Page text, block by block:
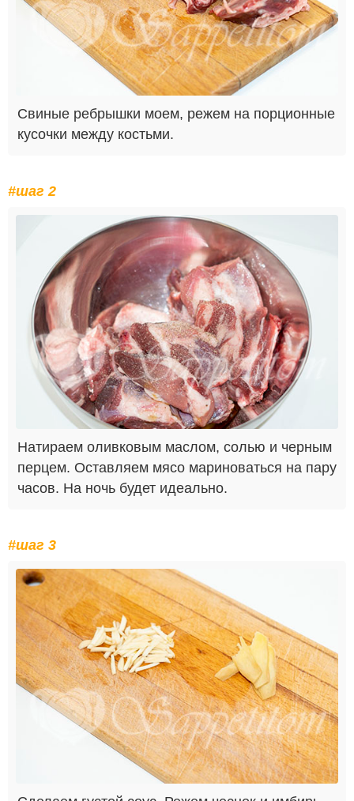
Свиные ребрышки моем, режем на порционные
кусочки между костьми.
#шаг 2
Натираем оливковым маслом, солью и черным
перцем. Оставляем мясо мариноваться на пару
часов. На ночь будет идеально.
#шаг 3